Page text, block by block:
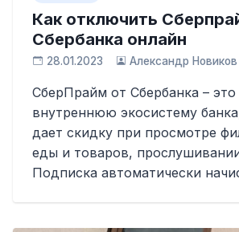
Как отключить
Сбербанка онлайн
28.01.2023 Александр Новиков
СберПрайм от Сбербанка –
внутреннюю экосистему
дает скидку при просмотре
еды и товаров,
Подписка автоматически